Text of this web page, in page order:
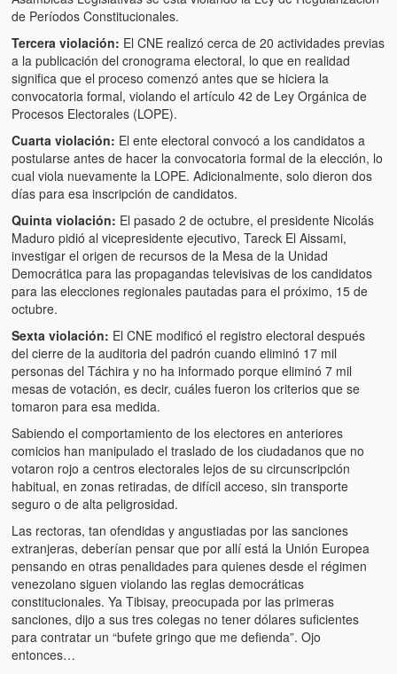
Videos
Chistes
de Períodos Constitucionales.
Tercera violación: El CNE realizó cerca de 20 actividades previas
a la publicación del cronograma electoral, lo que en realidad
significa que el proceso comenzó antes que se hiciera la
convocatoria formal, violando el artículo 42 de Ley Orgánica de
Procesos Electorales (LOPE).
Cuarta violación: El ente electoral convocó a los candidatos a
postularse antes de hacer la convocatoria formal de la elección, lo
cual viola nuevamente la LOPE. Adicionalmente, solo dieron dos
días para esa inscripción de candidatos.
Quinta violación: El pasado 2 de octubre, el presidente Nicolás
Maduro pidió al vicepresidente ejecutivo, Tareck El Aissami,
investigar el origen de recursos de la Mesa de la Unidad
Democrática para las propagandas televisivas de los candidatos
para las elecciones regionales pautadas para el próximo, 15 de
octubre.
Sexta violación: El CNE modificó el registro electoral después
del cierre de la auditoria del padrón cuando eliminó 17 mil
personas del Táchira y no ha informado porque eliminó 7 mil
mesas de votación, es decir, cuáles fueron los criterios que se
tomaron para esa medida.
Sabiendo el comportamiento de los electores en anteriores
comicios han manipulado el traslado de los ciudadanos que no
votaron rojo a centros electorales lejos de su circunscripción
habitual, en zonas retiradas, de difícil acceso, sin transporte
seguro o de alta peligrosidad.
Las rectoras, tan ofendidas y angustiadas por las sanciones
extranjeras, deberían pensar que por allí está la Unión Europea
pensando en otras penalidades para quienes desde el régimen
venezolano siguen violando las reglas democráticas
constitucionales. Ya Tibisay, preocupada por las primeras
sanciones, dijo a sus tres colegas no tener dólares suficientes
para contratar un “bufete gringo que me defienda”. Ojo
entonces…